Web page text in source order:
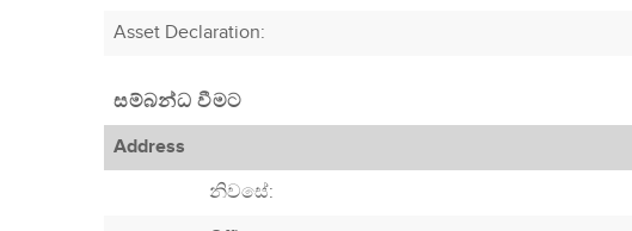
Asset Declaration:
සම්බන්ධ වීමට
Address
නිවසේ: